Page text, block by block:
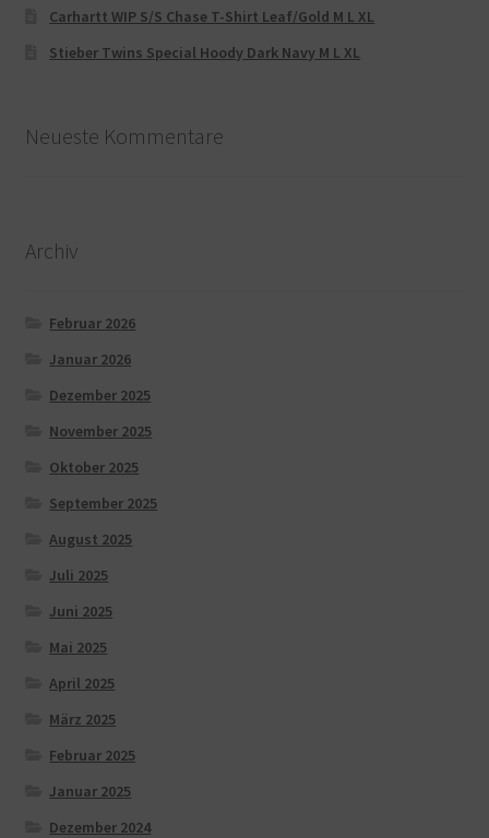
Carhartt WIP S/S Chase T-Shirt Leaf/Gold M L XL
Stieber Twins Special Hoody Dark Navy M L XL
Neueste Kommentare
Archiv
Februar 2026
Januar 2026
Dezember 2025
November 2025
Oktober 2025
September 2025
August 2025
Juli 2025
Juni 2025
Mai 2025
April 2025
März 2025
Februar 2025
Januar 2025
Dezember 2024